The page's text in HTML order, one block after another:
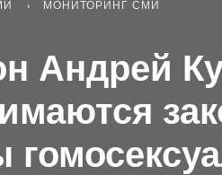
МОНИТОРИНГ СМИ
Андрей